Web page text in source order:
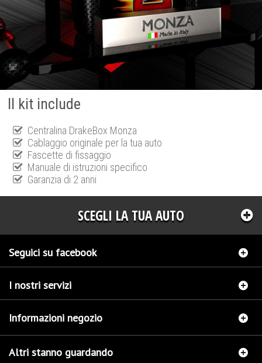
Il kit include
Centralina DrakeBox Monza
Cablaggio originale per la tua auto
Fascette di fissaggio
Manuale di istruzioni specifico
Garanzia di 2 anni
SCEGLI LA TUA AUTO
Seguici su facebook
I nostri servizi
Informazioni negozio
Altri stanno guardando